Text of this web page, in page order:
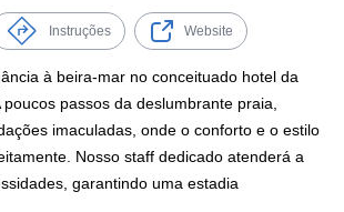
Instruções Website
à beira-mar no conceituado hotel da
poucos passos da deslumbrante praia,
imaculadas, onde o conforto e o estilo
Nosso staff dedicado atenderá a
garantindo uma estadia